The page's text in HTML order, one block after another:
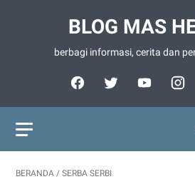
BLOG MAS
berbagi informasi, cerita dan
BERANDA / SERBA SERBI